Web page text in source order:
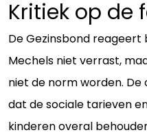
Kritiek op de
De Gezinsbond
Mechels niet verrast,
niet de norm worden.
dat de sociale tarieven
kinderen overal